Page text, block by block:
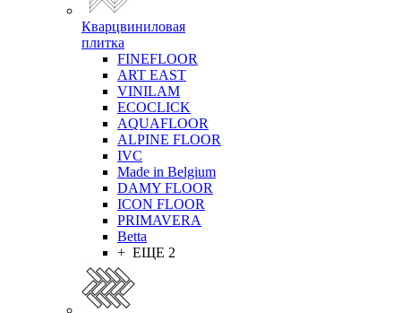
Кварцвиниловая
плитка
FINEFLOOR
ART EAST
VINILAM
ECOCLICK
AQUAFLOOR
ALPINE FLOOR
IVC
Made in Belgium
DAMY FLOOR
ICON FLOOR
PRIMAVERA
Betta
+ ЕЩЕ 2